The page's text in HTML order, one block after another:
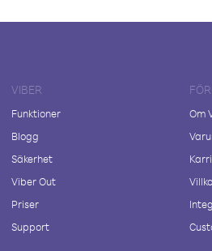
VIBER
Funktioner
Blogg
Säkerhet
Viber Out
Priser
Support
Om